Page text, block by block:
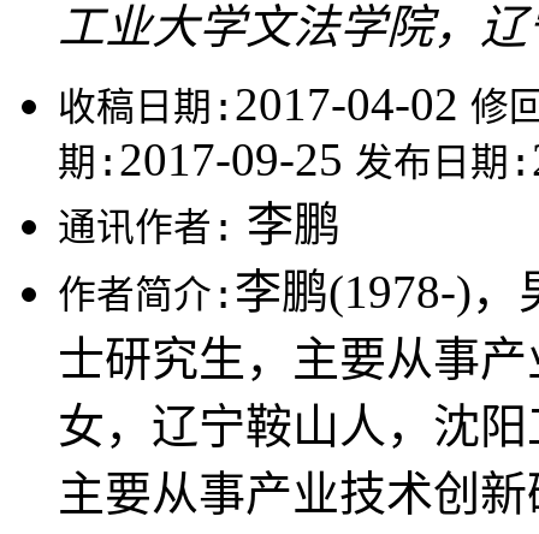
工业大学文法学院，辽
收稿日期: 2017-04-02 修
期: 2017-09-25 发布日期:
通讯作者: 李鹏
作者简介: 李鹏(1978-)
士研究生，主要从事
女，辽宁鞍山人，沈
主要从事产业技术创